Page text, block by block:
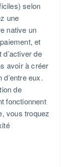
selon
une
native un
et
de
avoir à créer
eux.
de
fonctionnent
vous troquez